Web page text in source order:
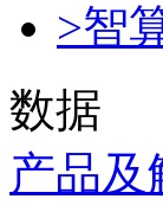
>智
数据
产品及